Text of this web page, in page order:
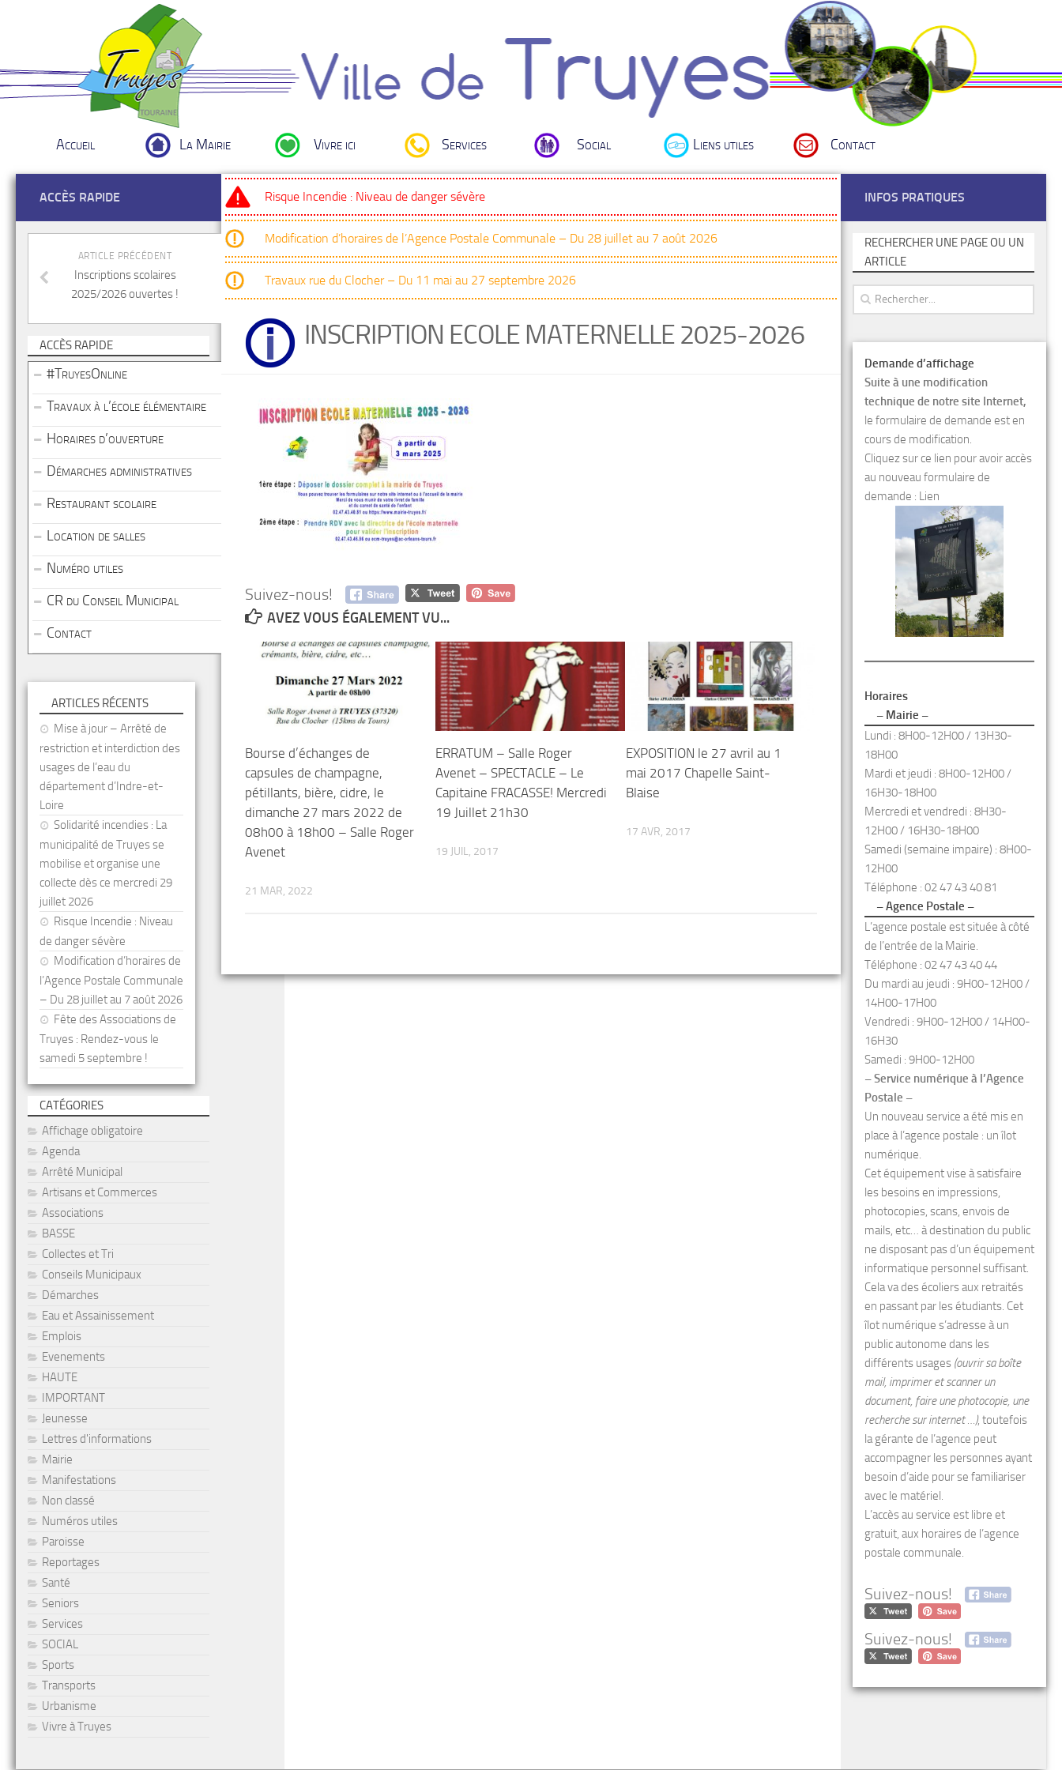
Accueil La Mairie Vivre ici Services Social Liens utiles Contact
Risque Incendie : Niveau de danger sévère
Modification d’horaires de l’Agence Postale Communale – Du 28 juillet au 7 août 2026
Travaux rue du Clocher – Du 11 mai au 27 septembre 2026
INSCRIPTION ECOLE MATERNELLE 2025-2026
Suivez-nous!
AVEZ VOUS ÉGALEMENT VU...
Bourse d’échanges de
capsules de champagne,
pétillants, bière, cidre, le
dimanche 27 mars 2022 de
08h00 à 18h00 – Salle Roger
Avenet
21 MAR, 2022
ERRATUM – Salle Roger
Avenet – SPECTACLE – Le
Capitaine FRACASSE! Mercredi
19 Juillet 21h30
19 JUIL, 2017
EXPOSITION le 27 avril au 1
mai 2017 Chapelle Saint-
Blaise
17 AVR, 2017
ACCÈS RAPIDE
ARTICLE PRÉCÉDENT
Inscriptions scolaires
2025/2026 ouvertes !
ACCÈS RAPIDE
#TruyesOnline
Travaux à l’école élémentaire
Horaires d’ouverture
Démarches administratives
Restaurant scolaire
Location de salles
Numéro utiles
CR du Conseil Municipal
Contact
ARTICLES RÉCENTS
Mise à jour – Arrêté de
restriction et interdiction des
usages de l’eau du
département d’Indre-et-
Loire
Solidarité incendies : La
municipalité de Truyes se
mobilise et organise une
collecte dès ce mercredi 29
juillet 2026
Risque Incendie : Niveau
de danger sévère
Modification d’horaires de
l’Agence Postale Communale
– Du 28 juillet au 7 août 2026
Fête des Associations de
Truyes : Rendez-vous le
samedi 5 septembre !
CATÉGORIES
Affichage obligatoire
Agenda
Arrêté Municipal
Artisans et Commerces
Associations
BASSE
Collectes et Tri
Conseils Municipaux
Démarches
Eau et Assainissement
Emplois
Evenements
HAUTE
IMPORTANT
Jeunesse
Lettres d'informations
Mairie
Manifestations
Non classé
Numéros utiles
Paroisse
Reportages
Santé
Seniors
Services
SOCIAL
Sports
Transports
Urbanisme
Vivre à Truyes
INFOS PRATIQUES
RECHERCHER UNE PAGE OU UN
ARTICLE
Demande d’affichage
Suite à une modification
technique de notre site Internet,
le formulaire de demande est en
cours de modification.
Cliquez sur ce lien pour avoir accès
au nouveau formulaire de
demande : Lien
Horaires
– Mairie –
Lundi : 8H00-12H00 / 13H30-
18H00
Mardi et jeudi : 8H00-12H00 /
16H30-18H00
Mercredi et vendredi : 8H30-
12H00 / 16H30-18H00
Samedi (semaine impaire) : 8H00-
12H00
Téléphone : 02 47 43 40 81
– Agence Postale –
L’agence postale est située à côté
de l’entrée de la Mairie.
Téléphone : 02 47 43 40 44
Du mardi au jeudi : 9H00-12H00 /
14H00-17H00
Vendredi : 9H00-12H00 / 14H00-
16H30
Samedi : 9H00-12H00
– Service numérique à l’Agence
Postale –
Un nouveau service a été mis en
place à l’agence postale : un îlot
numérique.
Cet équipement vise à satisfaire
les besoins en impressions,
photocopies, scans, envois de
mails, etc… à destination du public
ne disposant pas d’un équipement
informatique personnel suffisant.
Cela va des écoliers aux retraités
en passant par les étudiants. Cet
îlot numérique s’adresse à un
public autonome dans les
différents usages (ouvrir sa boîte
mail, imprimer et scanner un
document, faire une photocopie, une
recherche sur internet …), toutefois
la gérante de l’agence peut
accompagner les personnes ayant
besoin d’aide pour se familiariser
avec le matériel.
L’accès au service est libre et
gratuit, aux horaires de l’agence
postale communale.
Suivez-nous!
Suivez-nous!